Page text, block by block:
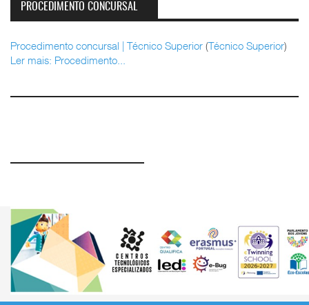
PROCEDIMENTO CONCURSAL
Procedimento concursal | Técnico Superior (Técnico Superior)
Ler mais: Procedimento...